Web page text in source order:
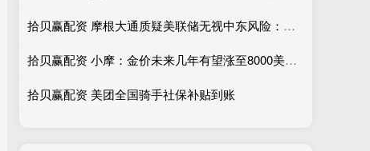
拾贝赢配资 摩根大通质疑美联储无视中东风险：对通胀和就业的乐观预期或是误判
拾贝赢配资 小摩：金价未来几年有望涨至8000美元至8500美元
拾贝赢配资 美团全国骑手社保补贴到账